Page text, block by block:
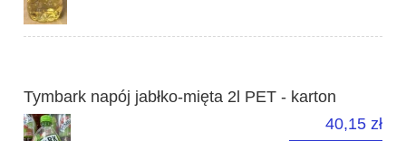
Tymbark napój jabłko-mięta 2l PET - karton
40,15 zł